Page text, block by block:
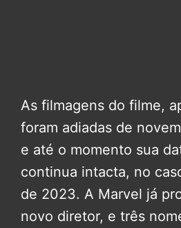
As filmagens do filme,
foram adiadas de
e até o momento sua
continua intacta, no
de 2023. A Marvel já
novo diretor, e três